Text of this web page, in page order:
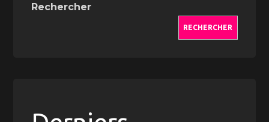
Rechercher
RECHERCHER